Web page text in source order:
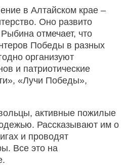
в Алтайском крае –
Оно развито
отмечает, что
Победы в разных
организуют
и патриотические
«Лучи Победы»,
активные пожилые
Рассказывают им о
и проводят
Все это на